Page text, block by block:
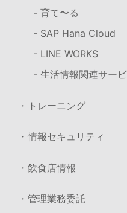
- 育て〜る
- SAP Hana Cloud
- LINE WORKS
- 生活情報関連サー
・トレーニング
・情報セキュリティ
・飲食店情報
・管理業務委託